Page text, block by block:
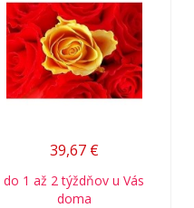
39,67 €
do 1 až 2 týždňov u Vás
doma